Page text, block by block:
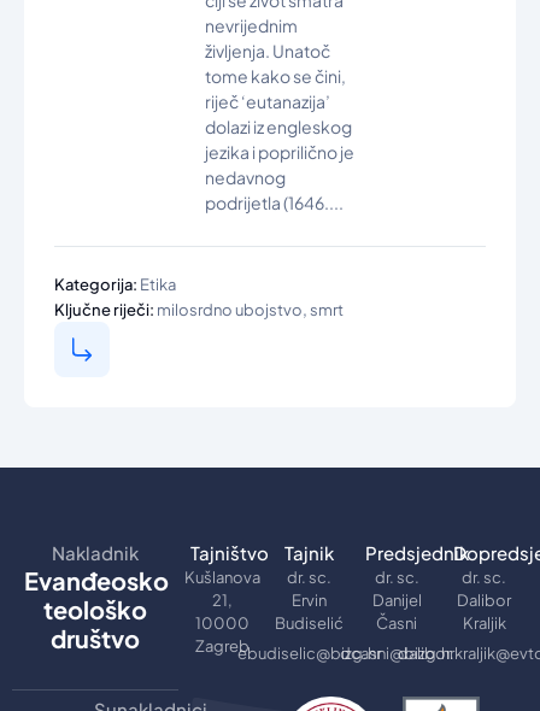
nevrijednim
življenja. Unatoč
tome kako se čini,
riječ ‘eutanazija’
dolazi iz engleskog
jezika i poprilično je
nedavnog
podrijetla (1646....
Kategorija: Etika
Ključne riječi: milosrdno ubojstvo,smrt
Nakladnik
Evanđeosko
teološko
društvo
Tajništvo
Kušlanova
21,
10000
Zagreb
Tajnik
dr. sc.
Ervin
Budiselić
ebudiselic@bizg.hr
Predsjednik
dr. sc.
Danijel
Časni
dcasni@bizg.hr
dr. sc.
Dalibor
Kraljik